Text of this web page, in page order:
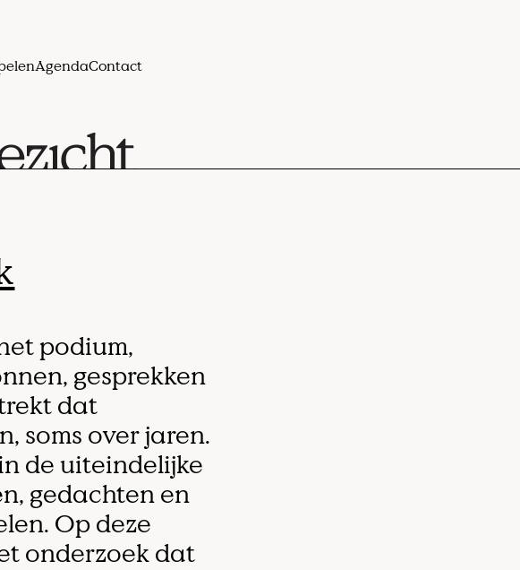
AgendaContact
podium,
gesprekken
dat
soms over jaren.
de uiteindelijke
gedachten en
Op deze
onderzoek dat